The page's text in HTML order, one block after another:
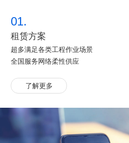
01.
租赁方案
超多满足各类工程作业场景
全国服务网络柔性供应
了解更多